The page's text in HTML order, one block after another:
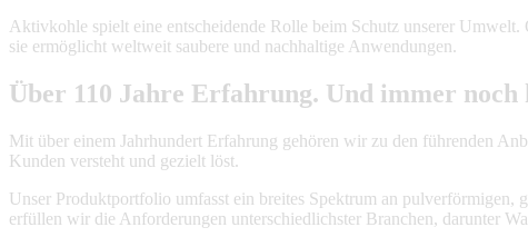
Aktivkohle spielt eine entscheidende Rolle beim Schutz unserer
sie ermöglicht weltweit saubere und nachhaltige Anwendungen.
Über 110 Jahre Erfahrung. Und immer
Mit über einem Jahrhundert Erfahrung gehören wir zu den führenden
Kunden versteht und gezielt löst.
Unser Produktportfolio umfasst ein breites Spektrum an
erfüllen wir die Anforderungen unterschiedlichster Branchen, darunter